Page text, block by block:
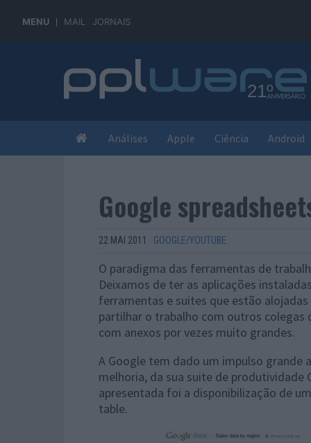
MENU MAIL JORNAIS
Análises Apple Ciência Android
Google
22 MAI 2011 · GOOGLE/YOUTUBE
O paradigma das ferramentas de
Deixamos de ter as aplicações
ferramentas e suites que estão
partilhar o trabalho com outros colegas
com anexos por vezes muito grandes.
A Google tem dado um impulso
melhoria, da sua suite de produtividade
apresentada foi a disponibilização de
table.